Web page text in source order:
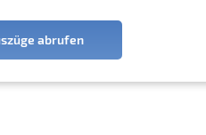
abrufen